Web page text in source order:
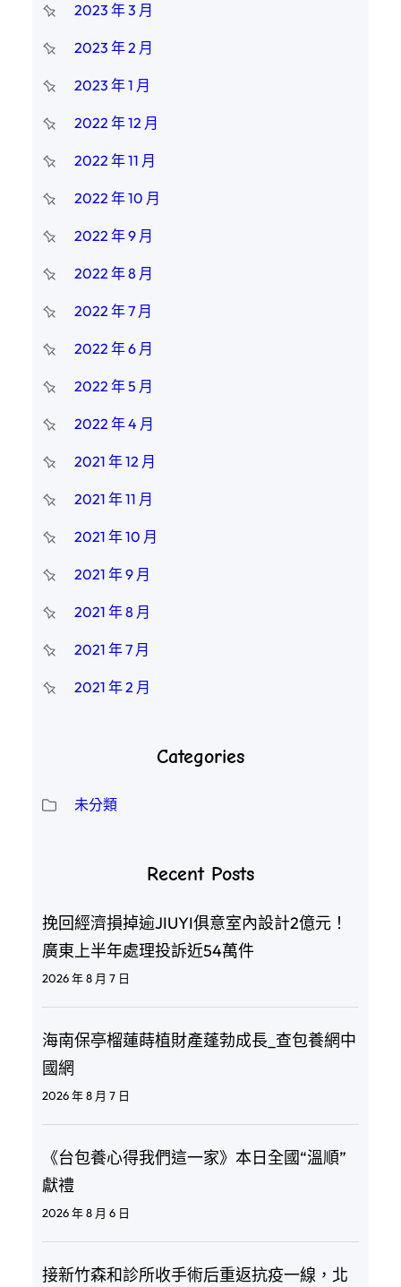
2023 年 3 月
2023 年 2 月
2023 年 1 月
2022 年 12 月
2022 年 11 月
2022 年 10 月
2022 年 9 月
2022 年 8 月
2022 年 7 月
2022 年 6 月
2022 年 5 月
2022 年 4 月
2021 年 12 月
2021 年 11 月
2021 年 10 月
2021 年 9 月
2021 年 8 月
2021 年 7 月
2021 年 2 月
Categories
未分類
Recent Posts
挽回經濟損掉逾JIUYI俱意室內設計2億元！
廣東上半年處理投訴近54萬件
2026 年 8 月 7 日
海南保亭榴蓮蒔植財產蓬勃成長_查包養網中
國網
2026 年 8 月 7 日
《台包養心得我們這一家》本日全國“溫順”
獻禮
2026 年 8 月 6 日
接新竹森和診所收手術后重返抗疫一線，北